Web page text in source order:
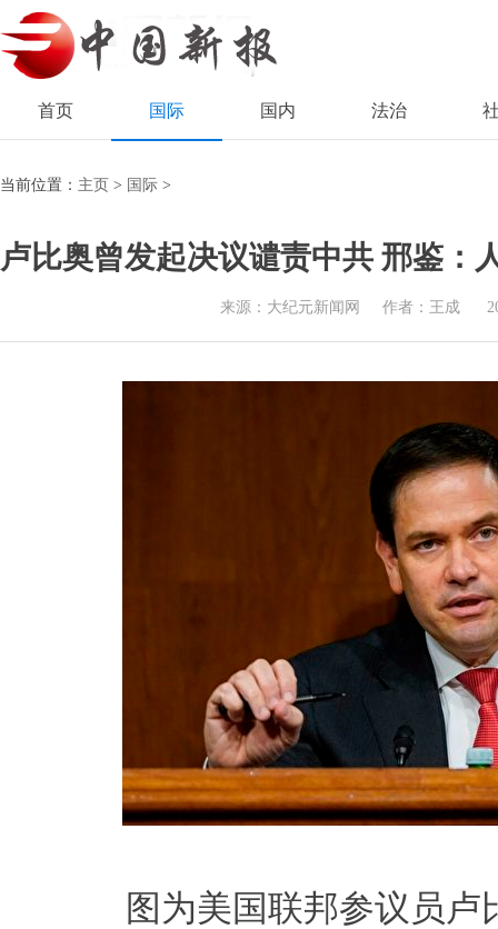
首页 国际 国内 法治
当前位置： 主页 > 国际 >
卢比奥曾发起决议谴责中共 邢鉴：
来源：大纪元新闻网 作者：王成
图为美国联邦参议员卢